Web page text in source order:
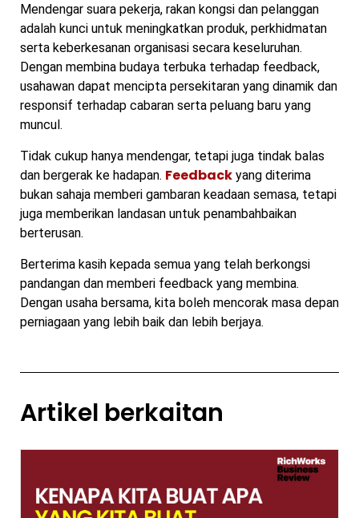
Mendengar suara pekerja, rakan kongsi dan pelanggan
adalah kunci untuk meningkatkan produk, perkhidmatan
serta keberkesanan organisasi secara keseluruhan.
Dengan membina budaya terbuka terhadap feedback,
usahawan dapat mencipta persekitaran yang dinamik dan
responsif terhadap cabaran serta peluang baru yang
muncul.
Tidak cukup hanya mendengar, tetapi juga tindak balas
dan bergerak ke hadapan. Feedback yang diterima
bukan sahaja memberi gambaran keadaan semasa, tetapi
juga memberikan landasan untuk penambahbaikan
berterusan.
Berterima kasih kepada semua yang telah berkongsi
pandangan dan memberi feedback yang membina.
Dengan usaha bersama, kita boleh mencorak masa depan
perniagaan yang lebih baik dan lebih berjaya.
Artikel berkaitan